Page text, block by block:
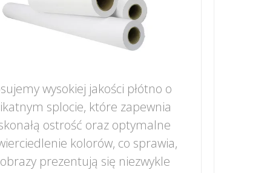
wysokiej jakości płótno o
splocie, które zapewnia
ostrość oraz optymalne
kolorów, co sprawia,
prezentują się niezwykle